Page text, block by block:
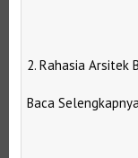
2. Rahasia Arsitek
Baca